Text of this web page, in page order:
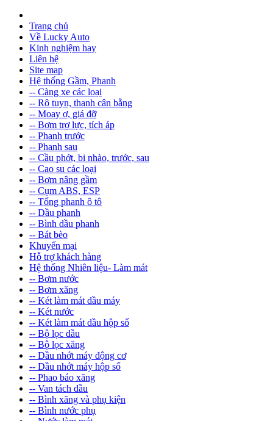
Trang chủ
Về Lucky Auto
Kinh nghiệm hay
Liên hệ
Site map
Hệ thống Gầm, Phanh
-- Càng xe các loại
-- Rô tuyn, thanh cân bằng
-- Moay ơ, giá đỡ
-- Bơm trợ lực, tích áp
-- Phanh trước
-- Phanh sau
-- Cầu phớt, bi nhào, trước, sau
-- Cao su các loại
-- Bơm nâng gầm
-- Cụm ABS, ESP
-- Tổng phanh ô tô
-- Dầu phanh
-- Bình dầu phanh
-- Bát bèo
Khuyến mại
Hỗ trợ khách hàng
Hệ thống Nhiên liệu- Làm mát
-- Bơm nước
-- Bơm xăng
-- Két làm mát dầu máy
-- Két nước
-- Két làm mát dầu hộp số
-- Bộ lọc dầu
-- Bộ lọc xăng
-- Dầu nhớt máy động cơ
-- Dầu nhớt máy hộp số
-- Phao báo xăng
-- Van tách dầu
-- Bình xăng và phụ kiện
-- Bình nước phụ